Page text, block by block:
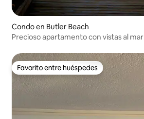
Condo en Butler Beach
Precioso apartamento con vistas al mar
Favorito entre huéspedes
Favorito entre huéspedes